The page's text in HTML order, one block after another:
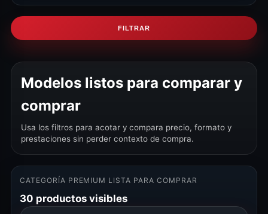
FILTRAR
Modelos listos para comparar y
comprar
Usa los filtros para acotar y compara precio, formato y
prestaciones sin perder contexto de compra.
CATEGORÍA PREMIUM LISTA PARA COMPRAR
30 productos visibles